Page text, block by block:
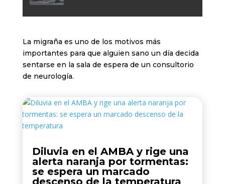
La migraña es uno de los motivos más
importantes para que alguien sano un día decida
sentarse en la sala de espera de un consultorio
de neurología.
Diluvia en el AMBA y rige una
alerta naranja por tormentas:
se espera un marcado
descenso de la temperatura